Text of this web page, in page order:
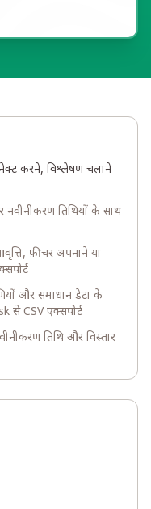
करने, विश्लेषण चलाने
नवीनीकरण तिथियों के साथ
फ़ीचर अपनाने या
और समाधान डेटा के
से CSV एक्सपोर्ट
तिथि और विस्तार